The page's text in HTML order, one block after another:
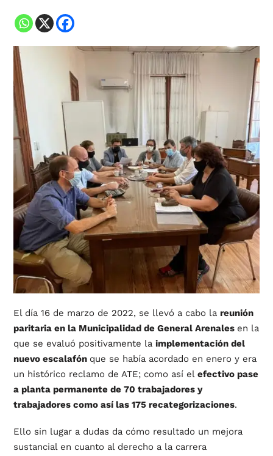
El día 16 de marzo de 2022, se llevó a cabo la reunión
paritaria en la Municipalidad de General Arenales en la
que se evaluó positivamente la implementación del
nuevo escalafón que se había acordado en enero y era
un histórico reclamo de ATE; como así el efectivo pase
a planta permanente de 70 trabajadores y
trabajadores como así las 175 recategorizaciones.
Ello sin lugar a dudas da cómo resultado un mejora
sustancial en cuanto al derecho a la carrera